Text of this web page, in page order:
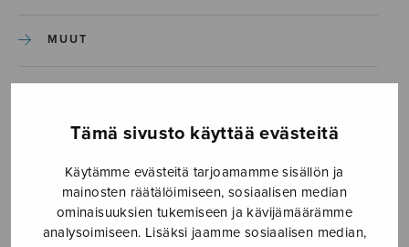
Tämä sivusto käyttää evästeitä
Käytämme evästeitä tarjoamamme sisällön ja
mainosten räätälöimiseen, sosiaalisen median
ominaisuuksien tukemiseen ja kävijämäärämme
analysoimiseen. Lisäksi jaamme sosiaalisen median,
MUUT
SEKAKUORO
SOITINKOULUT JA OPPAAT
SOITINMUSIIKKI